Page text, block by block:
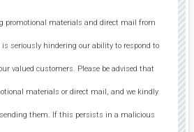
promotional materials and direct mail from
seriously hindering our ability to respond to
valued customers. Please be advised that
materials or direct mail, and we kindly
them. If this persists in a malicious